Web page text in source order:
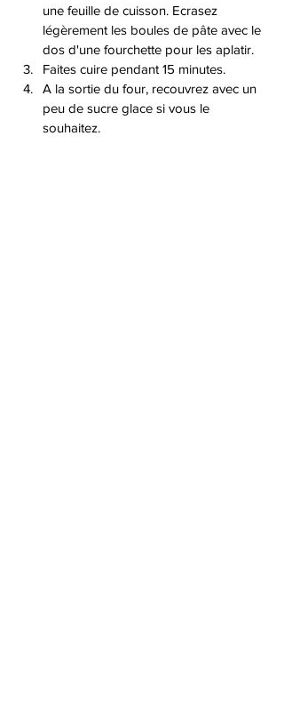
une feuille de cuisson. Ecrasez
légèrement les boules de pâte avec le
dos d'une fourchette pour les aplatir.
Faites cuire pendant 15 minutes.
A la sortie du four, recouvrez avec un
peu de sucre glace si vous le
souhaitez.